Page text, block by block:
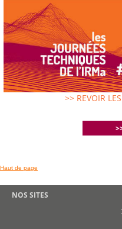
>> REVOIR
Haut de page
NOS SITES